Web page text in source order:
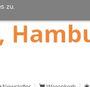
zu.